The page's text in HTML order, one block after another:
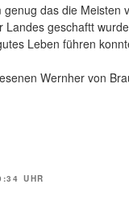
genug das die Meisten
Landes geschaftt
Leben führen
Wernher von
UHR